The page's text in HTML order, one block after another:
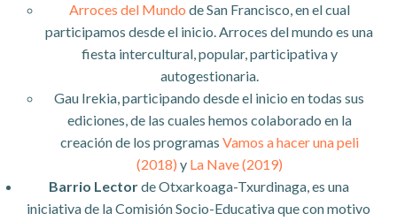
Arroces del Mundo de San Francisco, en el cual
participamos desde el inicio. Arroces del mundo es una
fiesta intercultural, popular, participativa y
autogestionaria.
Gau Irekia, participando desde el inicio en todas sus
ediciones, de las cuales hemos colaborado en la
creación de los programas Vamos a hacer una peli
(2018) y La Nave (2019)
Barrio Lectorde Otxarkoaga-Txurdinaga, es una
iniciativa de la Comisión Socio-Educativa que con motivo